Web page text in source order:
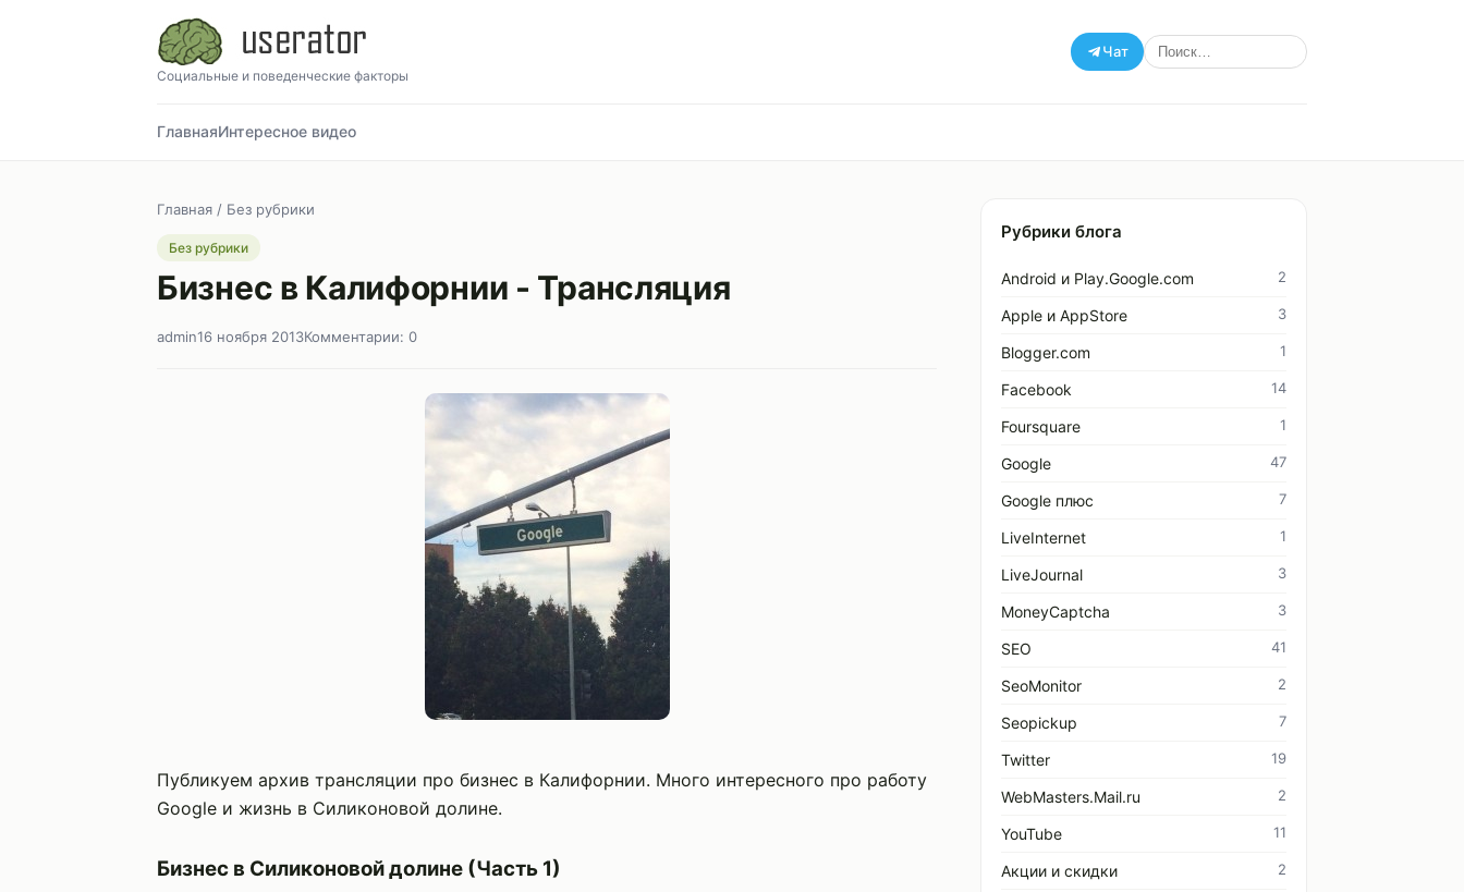
Социальные и поведенческие факторы
Чат
ГлавнаяИнтересное видео
Главная / Без рубрики
Без рубрики
Бизнес в Калифорнии - Трансляция
admin16 ноября 2013Комментарии: 0
Публикуем архив трансляции про бизнес в Калифорнии. Много интересного про работу
Google и жизнь в Силиконовой долине.
Бизнес в Силиконовой долине (Часть 1)
Рубрики блога
Android и Play.Google.com 2
Apple и AppStore 3
Blogger.com 1
Facebook 14
Foursquare 1
Google 47
Google плюс 7
LiveInternet 1
LiveJournal 3
MoneyCaptcha 3
SEO 41
SeoMonitor 2
Seopickup 7
Twitter 19
WebMasters.Mail.ru 2
YouTube 11
Акции и скидки 2